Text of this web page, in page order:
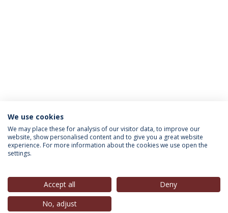
INFORMAÇÃO PARA
We use cookies
We may place these for analysis of our visitor data, to improve our
website, show personalised content and to give you a great website
experience. For more information about the cookies we use open the
settings.
Accept all
Deny
No, adjust